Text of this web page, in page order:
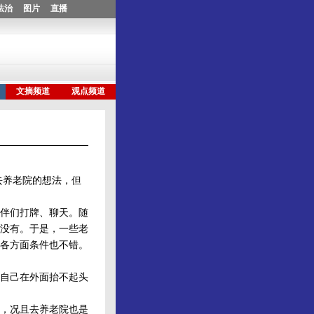
老院的想法，但
们打牌、聊天。随
有。于是，一些老
方面条件也不错。
己在外面抬不起头
况且去养老院也是